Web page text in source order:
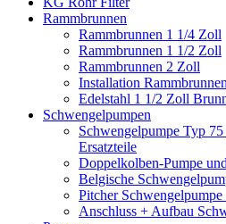
Rammbrunnen
Rammbrunnen 1 1/4 Zoll
Rammbrunnen 1 1/2 Zoll
Rammbrunnen 2 Zoll
Installation Rammbrunnen
Edelstahl 1 1/2 Zoll
Schwengelpumpen
Schwengelpumpe Typ
Ersatzteile
Doppelkolben-Pumpe
Belgische
Pitcher
Anschluss + Aufbau